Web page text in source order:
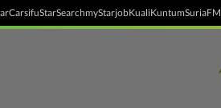
StarSearchmyStarjobKualiKuntumSuriaFM